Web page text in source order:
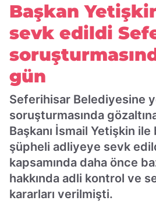
Başkan
sevk edildi
gün
Seferihisar Belediyesine
soruşturmasında
Başkanı İsmail Yetişkin
şüpheli adliyeye sevk
kapsamında daha önce
hakkında adli kontrol ve
kararları verilmişti.